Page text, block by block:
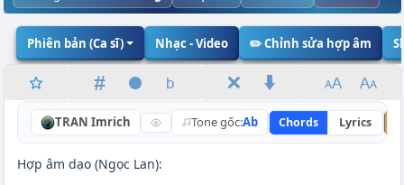
Phiên bản (Ca sĩ) Nhạc - Video ✏️ Chỉnh sửa hợp âm
TRAN Imrich Tone gốc:Ab Chords Lyrics
Hợp âm dạo (Ngọc Lan):